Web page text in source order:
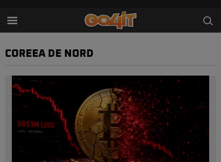
COREEA DE NORD